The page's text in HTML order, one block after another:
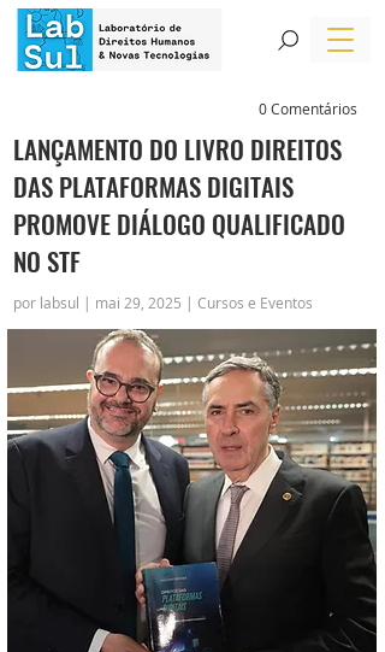
0 Comentários
LANÇAMENTO DO LIVRO DIREITOS
DAS PLATAFORMAS DIGITAIS
PROMOVE DIÁLOGO QUALIFICADO
NO STF
por labsul | mai 29, 2025 | Cursos e Eventos